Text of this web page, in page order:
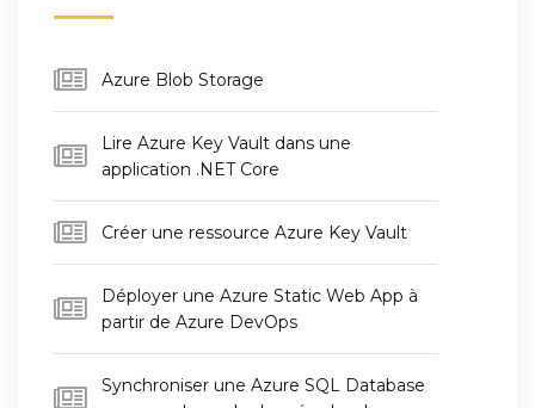
Azure Blob Storage
Lire Azure Key Vault dans une
application .NET Core
Créer une ressource Azure Key Vault
Déployer une Azure Static Web App à
partir de Azure DevOps
Synchroniser une Azure SQL Database